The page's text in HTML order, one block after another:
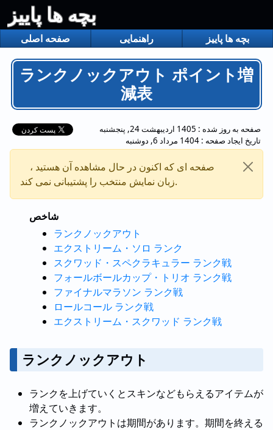
بچه ها پاییز
صفحه اصلی راهنمایی بچه ها پاییز
ランクノックアウト ポイント増
減表
صفحه به روز شده : 1405 اردیبهشت 24, پنجشنبه
تاریخ ایجاد صفحه : 1404 مرداد 6, دوشنبه
صفحه ای که اکنون در حال مشاهده آن هستید ،
زبان نمایش منتخب را پشتیبانی نمی کند.
شاخص
ランクノックアウト
エクストリーム・ソロ ランク
スクワッド・スペクラキュラー ランク戦
フォールボールカップ・トリオ ランク戦
ファイナルマラソン ランク戦
ロールコール ランク戦
エクストリーム・スクワッド ランク戦
ランクノックアウト
ランクを上げていくとスキンなどもらえるアイテムが
増えていきます。
ランクノックアウトは期間があります。期間を終える